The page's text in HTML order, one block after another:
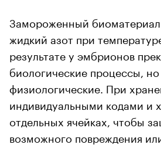
Замороженный
жидкий азот при
результате у эмбрионов
биологические процессы,
физиологические. При
индивидуальными кодами и
отдельных ячейках, чтобы
возможного повреждения